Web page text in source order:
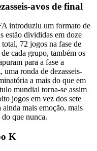
avos de final
introduziu um formato de
estão divididas em doze
72 jogos na fase de
cada grupo, também os
para a fase a
ronda de dezasseis-
a mais do que em
mundial torna-se assim
jogos em vez dos sete
mais emoção, mais
que nunca.
K